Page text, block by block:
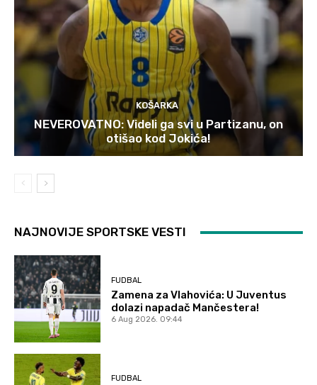
KOŠARKA
NEVEROVATNO: Videli ga svi u Partizanu, on
otišao kod Jokića!
NAJNOVIJE SPORTSKE VESTI
FUDBAL
Zamena za Vlahovića: U Juventus
dolazi napadač Mančestera!
6 Aug 2026. 09:44
FUDBAL